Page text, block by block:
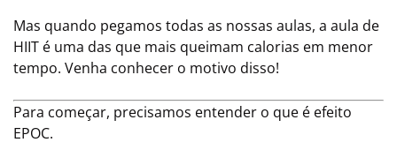
Mas quando pegamos todas as nossas aulas, a aula de
HIIT é uma das que mais queimam calorias em menor
tempo. Venha conhecer o motivo disso!
Para começar, precisamos entender o que é efeito
EPOC.